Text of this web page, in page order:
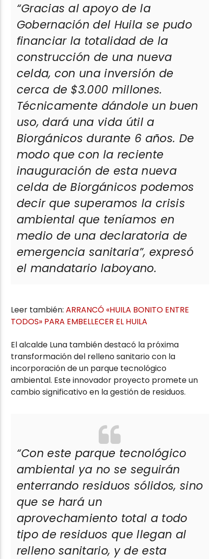
“Gracias al apoyo de la
Gobernación del Huila se pudo
financiar la totalidad de la
construcción de una nueva
celda, con una inversión de
cerca de $3.000 millones.
Técnicamente dándole un buen
uso, dará una vida útil a
Biorgánicos durante 6 años. De
modo que con la reciente
inauguración de esta nueva
celda de Biorgánicos podemos
decir que superamos la crisis
ambiental que teníamos en
medio de una declaratoria de
emergencia sanitaria”, expresó
el mandatario laboyano.
Leer también:ARRANCÓ «HUILA BONITO ENTRE
TODOS» PARA EMBELLECER EL HUILA
El alcalde Luna también destacó la próxima
transformación del relleno sanitario con la
incorporación de un parque tecnológico
ambiental. Este innovador proyecto promete un
cambio significativo en la gestión de residuos.
“Con este parque tecnológico
ambiental ya no se seguirán
enterrando residuos sólidos, sino
que se hará un
aprovechamiento total a todo
tipo de residuos que llegan al
relleno sanitario, y de esta